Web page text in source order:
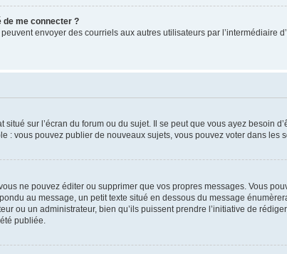
de me connecter ?
envoyer des courriels aux autres utilisateurs par l’intermédiaire
sur l’écran du forum ou du sujet. Il se peut que vous ayez besoin
: vous pouvez publier de nouveaux sujets, vous pouvez voter dans les
ne pouvez éditer ou supprimer que vos propres messages. Vous
au message, un petit texte situé en dessous du message
ou un administrateur, bien qu’ils puissent prendre l’initiative de
publiée.